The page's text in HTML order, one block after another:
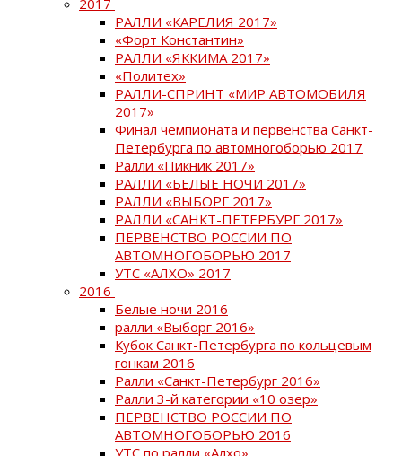
РАЛЛИ «КАРЕЛИЯ 2017»
«Форт Константин»
РАЛЛИ «ЯККИМА 2017»
«Политех»
РАЛЛИ-СПРИНТ «МИР АВТОМОБИЛЯ
2017»
Финал чемпионата и первенства Санкт-
Петербурга по автомногоборью 2017
Ралли «Пикник 2017»
РАЛЛИ «БЕЛЫЕ НОЧИ 2017»
РАЛЛИ «ВЫБОРГ 2017»
РАЛЛИ «САНКТ-ПЕТЕРБУРГ 2017»
ПЕРВЕНСТВО РОССИИ ПО
АВТОМНОГОБОРЬЮ 2017
УТС «АЛХО» 2017
2016
Белые ночи 2016
ралли «Выборг 2016»
Кубок Санкт-Петербурга по кольцевым
гонкам 2016
Ралли «Санкт-Петербург 2016»
Ралли 3-й категории «10 озер»
ПЕРВЕНСТВО РОССИИ ПО
АВТОМНОГОБОРЬЮ 2016
УТС по ралли «Алхо»